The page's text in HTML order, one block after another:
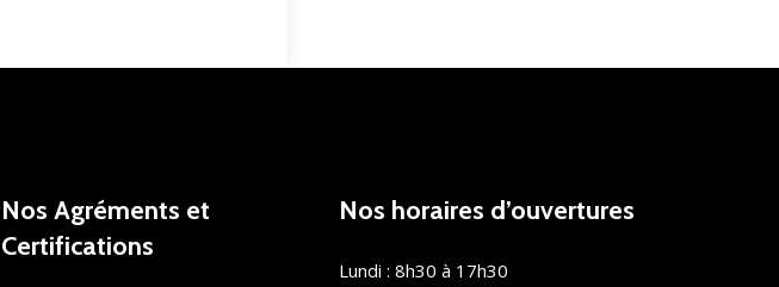
Nos Agréments et
Certifications
Nos horaires d’ouvertures
Lundi : 8h30 à 17h30